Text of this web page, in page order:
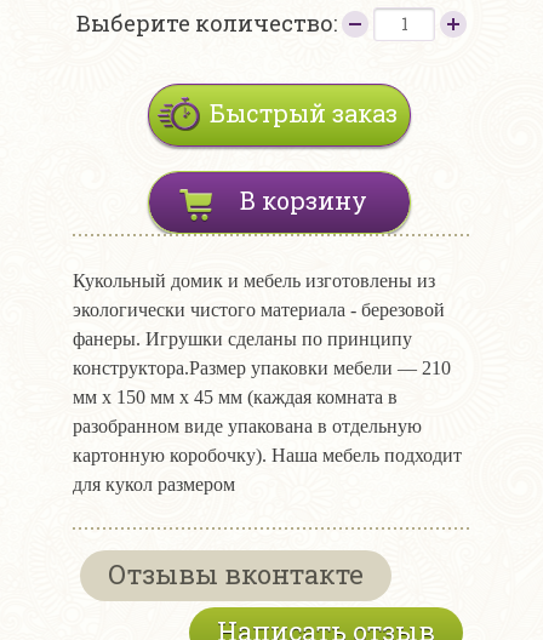
Выберите количество:
Быстрый заказ
В корзину
Кукольный домик и мебель изготовлены из
экологически чистого материала - березовой
фанеры. Игрушки сделаны по принципу
конструктора.Размер упаковки мебели ― 210
мм х 150 мм х 45 мм (каждая комната в
разобранном виде упакована в отдельную
картонную коробочку). Наша мебель подходит
для кукол размером
Отзывы вконтакте
Написать отзыв